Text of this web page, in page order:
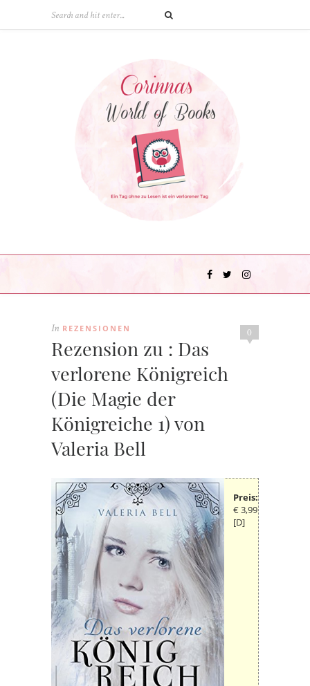
0
In REZENSIONEN
Rezension zu : Das
verlorene Königreich
(Die Magie der
Königreiche 1) von
Valeria Bell
Preis:
€ 3,99
[D]